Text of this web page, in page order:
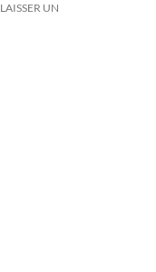
LAISSER UN